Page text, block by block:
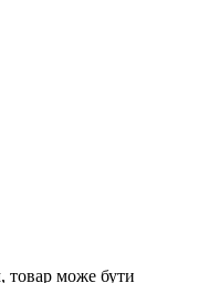
товар може бути